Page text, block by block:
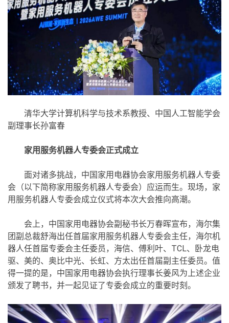
清华大学计算机科学与技术系教授、中国人工智能学会
副理事长孙富春
家用服务机器人专委会正式成立
面对诸多挑战，中国家用电器协会家用服务机器人专委
会（以下简称家用服务机器人专委会）应运而生。现场，家
用服务机器人专委会成立仪式将本次大会推向高潮。
会上，中国家用电器协会副秘书长万春晖宣布，海尔集
团副总裁舒海出任首届家用服务机器人专委会主任，海尔机
器人任首届专委会主任委员，海信、傅利叶、TCL、卧龙电
驱、美的、奥比中光、长虹、方太出任首届副主任委员。值
得一提的是，中国家用电器协会执行理事长姜风为上述企业
颁发了聘书，并一起见证了专委会成立的重要时刻。